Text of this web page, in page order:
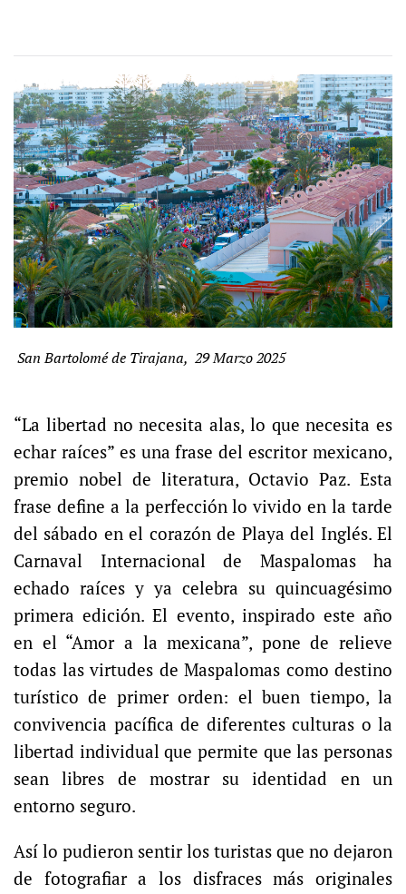
San Bartolomé de Tirajana, 29 Marzo 2025
“La libertad no necesita alas, lo que necesita es
echar raíces” es una frase del escritor mexicano,
premio nobel de literatura, Octavio Paz. Esta
frase define a la perfección lo vivido en la tarde
del sábado en el corazón de Playa del Inglés. El
Carnaval Internacional de Maspalomas ha
echado raíces y ya celebra su quincuagésimo
primera edición. El evento, inspirado este año
en el “Amor a la mexicana”, pone de relieve
todas las virtudes de Maspalomas como destino
turístico de primer orden: el buen tiempo, la
convivencia pacífica de diferentes culturas o la
libertad individual que permite que las personas
sean libres de mostrar su identidad en un
entorno seguro.
Así lo pudieron sentir los turistas que no dejaron
de fotografiar a los disfraces más originales